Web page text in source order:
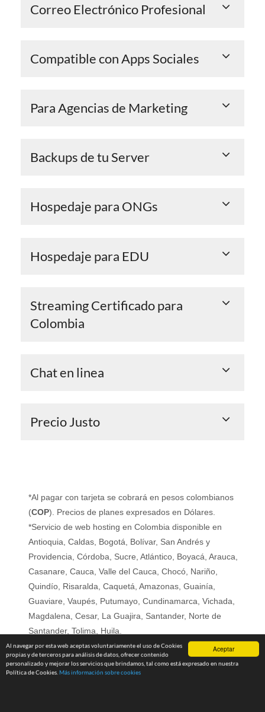
Aceptar
Al navegar por esta web aceptas voluntariamente el uso de Cookies
propias y de terceros para análisis de datos, ofrecer contenido
personalizado y mejorar los servicios que brindamos, tal como está expresado en nuestra
Política de Cookies. Más información sobre cookies
Correo Electrónico Profesional
Compatible con Apps Sociales
Para Agencias de Marketing
Backups de tu Server
Hospedaje para ONGs
Hospedaje para EDU
Streaming Certificado para
Colombia
Chat en linea
Precio Justo
*Al pagar con tarjeta se cobrará en pesos colombianos
(COP). Precios de planes expresados en Dólares.
*Servicio de web hosting en Colombia disponible en
Antioquia, Caldas, Bogotá, Bolívar, San Andrés y
Providencia, Córdoba, Sucre, Atlántico, Boyacá, Arauca,
Casanare, Cauca, Valle del Cauca, Chocó, Nariño,
Quindío, Risaralda, Caquetá, Amazonas, Guainía,
Guaviare, Vaupés, Putumayo, Cundinamarca, Vichada,
Magdalena, Cesar, La Guajira, Santander, Norte de
Santander, Tolima, Huila.
ELLOS CONFIAN EN NOSOTROS